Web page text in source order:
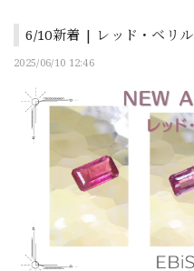
6/10新着 | レッド・ベリル
2025/06/10 12:46